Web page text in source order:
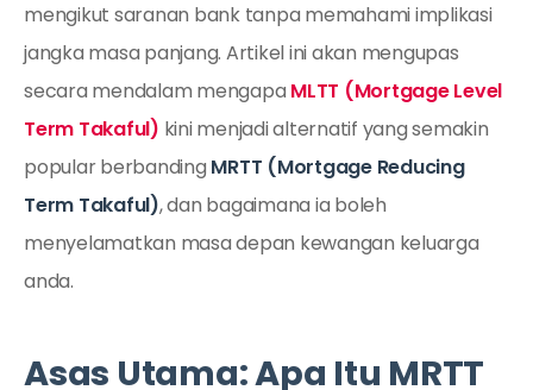
mengikut saranan bank tanpa memahami implikasi
jangka masa panjang. Artikel ini akan mengupas
secara mendalam mengapa MLTT (Mortgage Level
Term Takaful) kini menjadi alternatif yang semakin
popular berbanding MRTT (Mortgage Reducing
Term Takaful), dan bagaimana ia boleh
menyelamatkan masa depan kewangan keluarga
anda.
Asas Utama: Apa Itu MRTT